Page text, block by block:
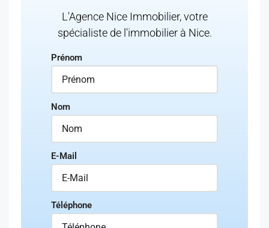
L'Agence Nice Immobilier, votre
spécialiste de l'immobilier à Nice.
Prénom
Nom
E-Mail
Téléphone